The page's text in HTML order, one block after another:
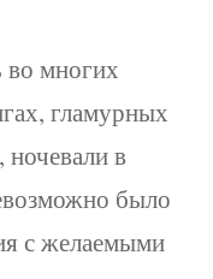
во многих
гламурных
ночевали в
было
с желаемыми